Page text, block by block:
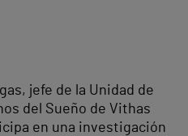
jefe de la Unidad de
del Sueño de Vithas
en una investigación